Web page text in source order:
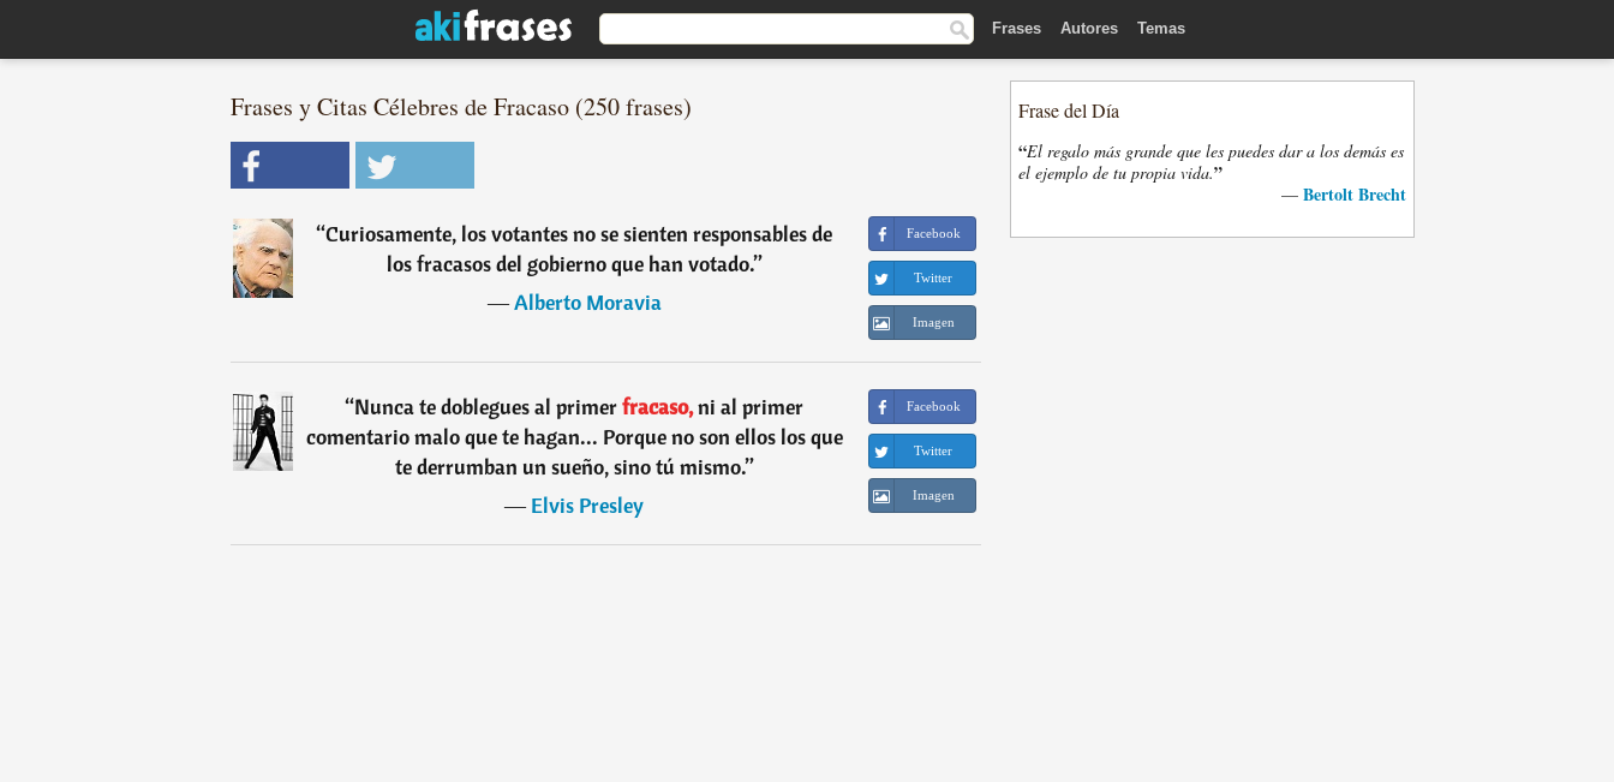
Frases Autores Temas
Frases y Citas Célebres de Fracaso (250 frases)
“Curiosamente, los votantes no se sienten responsables de
los fracasos del gobierno que han votado.”
―Alberto Moravia
Facebook
Twitter
Imagen
“Nunca te doblegues al primerfracaso,ni al primer
comentario malo que te hagan... Porque no son ellos los que
te derrumban un sueño, sino tú mismo.”
―Elvis Presley
Facebook
Twitter
Imagen
Frase del Día
“El regalo más grande que les puedes dar a los demás es
el ejemplo de tu propia vida.”
— Bertolt Brecht